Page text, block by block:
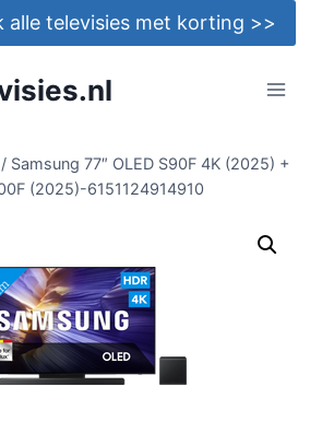
alle televisies met korting >>
/ Samsung 77″ OLED S90F 4K (2025) +
(2025)-6151124914910